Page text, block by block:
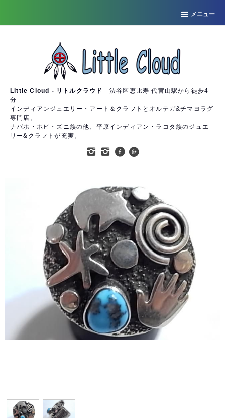
メニュー
Little Cloud - リトルクラウド - 渋谷区恵比寿 代官山駅から徒歩4
分
インディアンジュエリー・アート＆クラフトとオルテガ&チマヨラグ
専門店。
ナバホ・ホピ・ズニ族の他、平原インディアン・ラコタ族のジュエ
リー&クラフトが充実。